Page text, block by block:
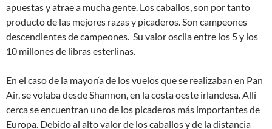
apuestas y atrae a mucha gente. Los caballos, son por tanto
producto de las mejores razas y picaderos. Son campeones
descendientes de campeones. Su valor oscila entre los 5 y los
10 millones de libras esterlinas.
En el caso de la mayoría de los vuelos que se realizaban en Pan
Air, se volaba desde Shannon, en la costa oeste irlandesa. Allí
cerca se encuentran uno de los picaderos más importantes de
Europa. Debido al alto valor de los caballos y de la distancia